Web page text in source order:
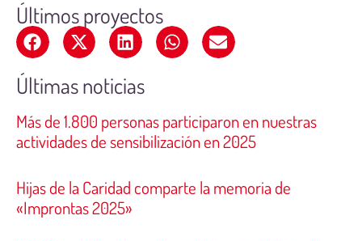
Últimos proyectos
Últimas noticias
Más de 1.800 personas participaron en nuestras
actividades de sensibilización en 2025
Hijas de la Caridad comparte la memoria de
«Improntas 2025»